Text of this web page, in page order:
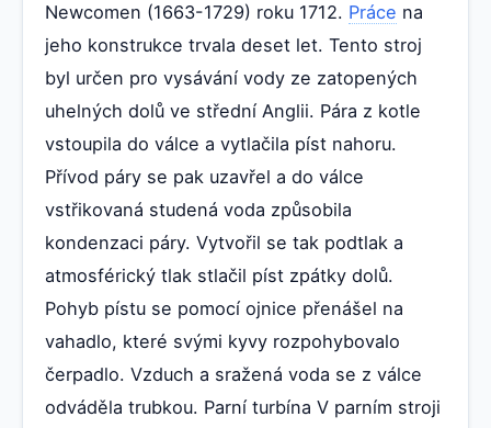
Newcomen (1663-1729) roku 1712. Práce na
jeho konstrukce trvala deset let. Tento stroj
byl určen pro vysávání vody ze zatopených
uhelných dolů ve střední Anglii. Pára z kotle
vstoupila do válce a vytlačila píst nahoru.
Přívod páry se pak uzavřel a do válce
vstřikovaná studená voda způsobila
kondenzaci páry. Vytvořil se tak podtlak a
atmosférický tlak stlačil píst zpátky dolů.
Pohyb pístu se pomocí ojnice přenášel na
vahadlo, které svými kyvy rozpohybovalo
čerpadlo. Vzduch a sražená voda se z válce
odváděla trubkou. Parní turbína V parním stroji